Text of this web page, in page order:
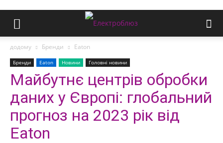
додому Бренди Eaton
Бренди Eaton Новини Головні новини
Майбутнє центрів обробки
даних у Європі: глобальний
прогноз на 2023 рік від
Eaton